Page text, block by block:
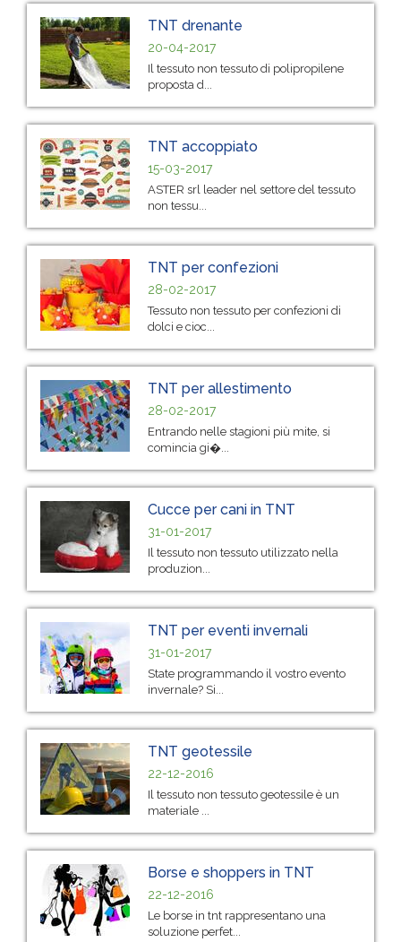
TNT drenante
20-04-2017
Il tessuto non tessuto di polipropilene
proposta d...
TNT accoppiato
15-03-2017
ASTER srl leader nel settore del tessuto
non tessu...
TNT per confezioni
28-02-2017
Tessuto non tessuto per confezioni di
dolci e cioc...
TNT per allestimento
28-02-2017
Entrando nelle stagioni più mite, si
comincia gi�...
Cucce per cani in TNT
31-01-2017
Il tessuto non tessuto utilizzato nella
produzion...
TNT per eventi invernali
31-01-2017
State programmando il vostro evento
invernale? Si...
TNT geotessile
22-12-2016
Il tessuto non tessuto geotessile è un
materiale ...
Borse e shoppers in TNT
22-12-2016
Le borse in tnt rappresentano una
soluzione perfet...